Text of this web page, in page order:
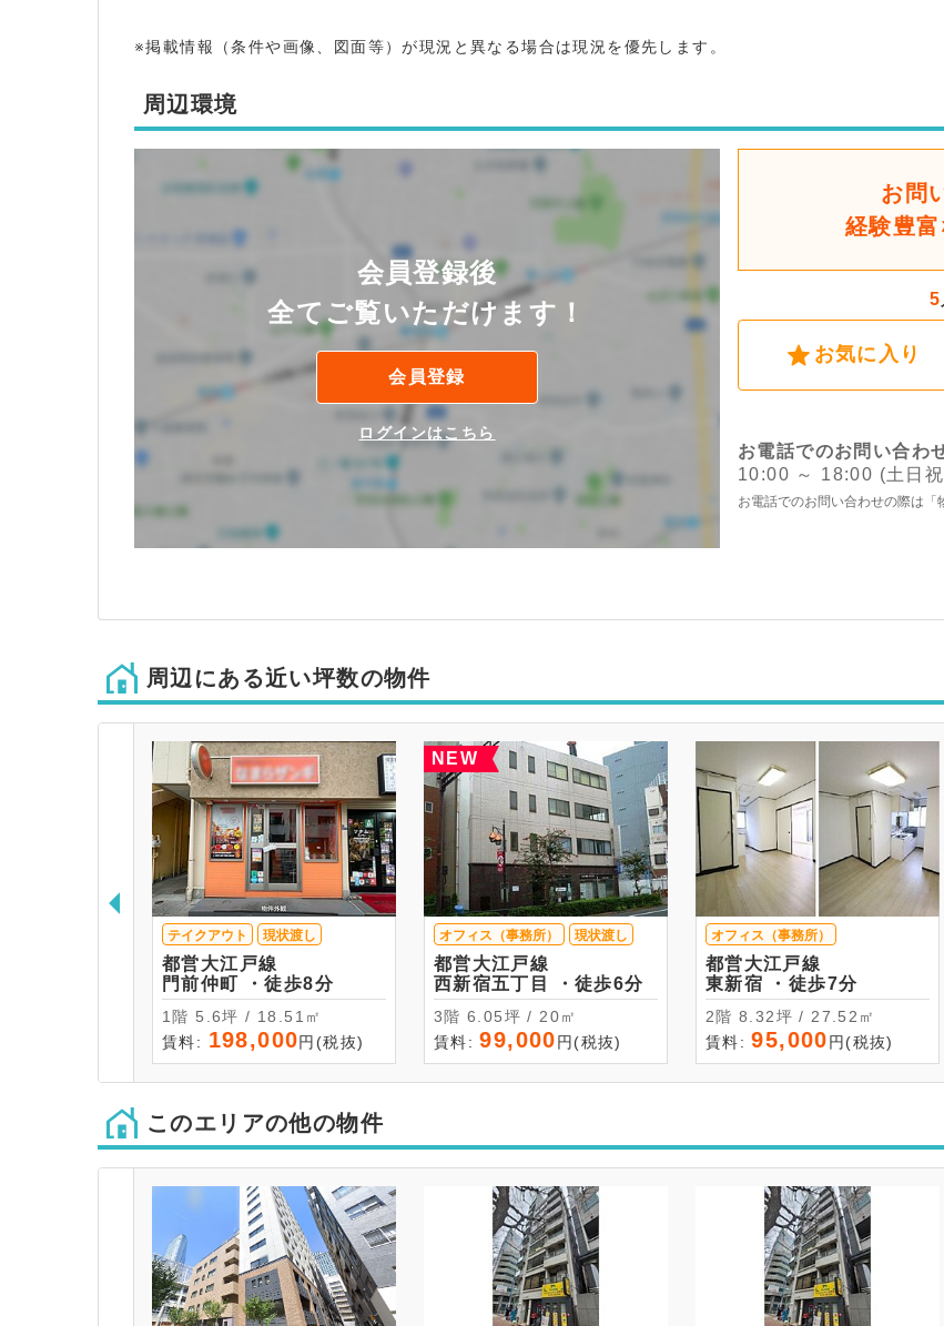
※掲載情報（条件や画像、図面等）が現況と異なる場合は現況を優先します。
周辺環境
会員登録後
全てご覧いただけます！
会員登録
ログインはこちら
お問
経験豊富
5
お気に入り
お電話でのお問い合わ
10:00 ～ 18:00 (土日
お電話でのお問い合わせの際は
周辺にある近い坪数の物件
テイクアウト 現状渡し
都営大江戸線
門前仲町 ・徒歩8分
1階 5.6坪 / 18.51㎡
賃料: 198,000円(税抜)
NEW
オフィス（事務所） 現状渡し
都営大江戸線
西新宿五丁目 ・徒歩6分
3階 6.05坪 / 20㎡
賃料:99,000円(税抜)
オフィス（事務所）
都営大江戸線
東新宿 ・徒歩7分
2階 8.32坪 / 27.52㎡
賃料:95,000円(税抜)
このエリアの他の物件